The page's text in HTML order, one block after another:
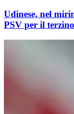
Udinese, nel
PSV per il